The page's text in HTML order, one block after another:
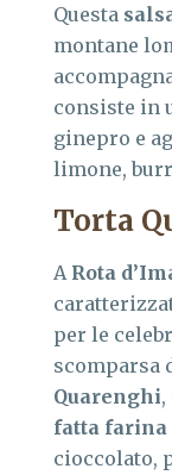
Questa
montane
consiste in
ginepro e
limone,
Torta
A Rota
per le
scomparsa
Quarenghi,
fatta farina
cioccolato,